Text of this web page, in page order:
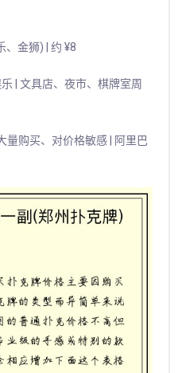
、金狮) | 约 ¥8
| 文具店、夜市、棋牌室周
量购买、对价格敏感 | 阿里巴